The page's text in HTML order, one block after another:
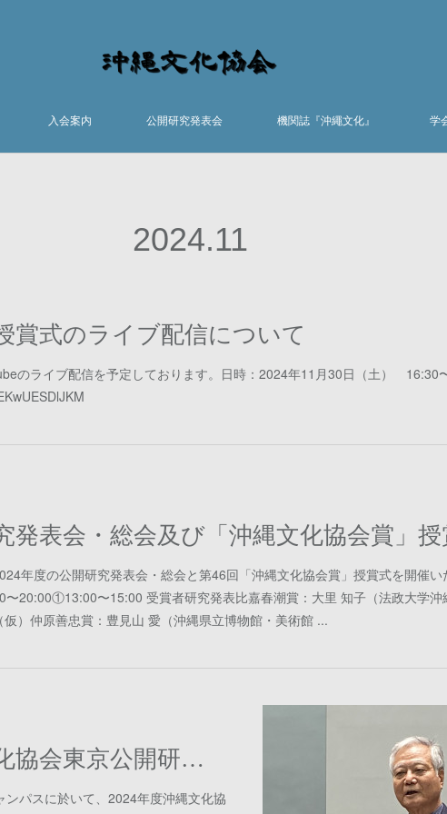
入会案内 公開研究発表会 機関誌『沖繩文化』 学
2024.11
賞式のライブ配信について
のライブ配信を予定しております。日時：2024年11月30日（土） 16:30
発表会・総会及び「沖縄文化協会賞」授
年度の公開研究発表会・総会と第46回「沖縄文化協会賞」授賞式を開催い
20:00①13:00〜15:00 受賞者研究発表比嘉春潮賞：大里 知子（法政大学沖
）仲原善忠賞：豊見山 愛（沖縄県立博物館・美術館 ...
2024年度沖縄文化協会東京公開研究発表会報告
パスに於いて、2024年度沖縄文化協